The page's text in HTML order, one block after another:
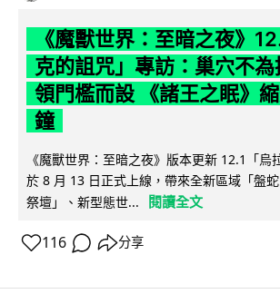
《魔獸世界：至暗之夜》
克的詛咒」專訪：巢穴不
領門檻而設 《諸王之眠》
鐘
《魔獸世界：至暗之夜》版本更新 12.1「烏
於 8 月 13 日正式上線，帶來全新區域「盤
祭壇」、新型態世...
閱讀全文
116 分享